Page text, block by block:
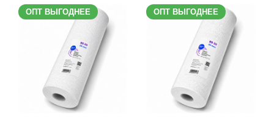
ОПТ ВЫГОДНЕЕ ОПТ ВЫГОДНЕЕ